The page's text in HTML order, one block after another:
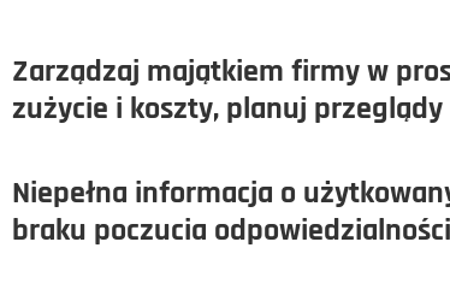
Zarządzaj majątkiem firmy w
zużycie i koszty, planuj
Niepełna informacja o
braku poczucia